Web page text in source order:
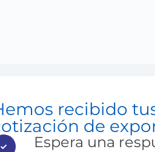
recibido
de
Espera una